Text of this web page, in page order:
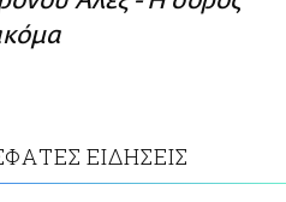
ΕΙΔΗΣΕΙΣ